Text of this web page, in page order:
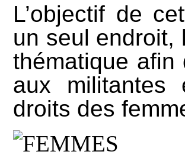
L’objectif de
un seul endroit,
thématique
aux militantes
droits des